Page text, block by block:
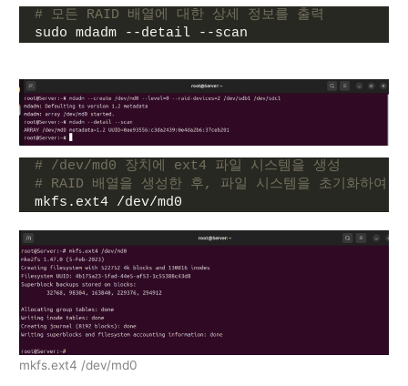
# 모든 RAID 배열에 대한 상세 정보를 출력
sudo mdadm --detail --scan
# /dev/md0 장치에 ext4 파일 시스템을 생성
# RAID 배열을 생성한 후, 파일 시스템을 초기화하여
mkfs.ext4 /dev/md0
mkfs.ext4 /dev/md0